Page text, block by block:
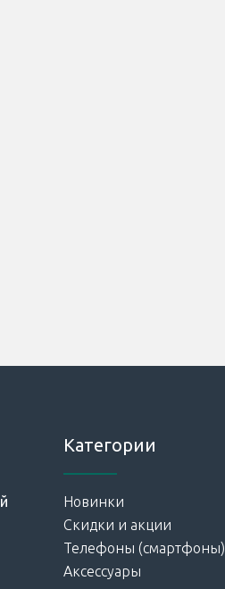
Категории
Новинки
Скидки и акции
Телефоны (смартфоны)
Аксессуары